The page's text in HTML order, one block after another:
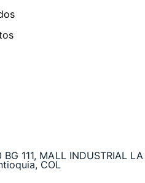
111, MALL INDUSTRIAL LA
COL